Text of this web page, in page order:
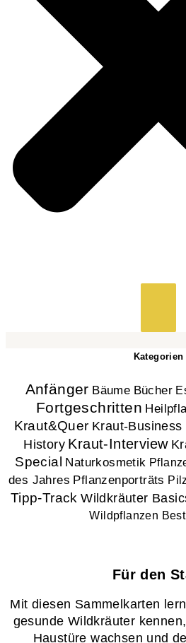
Kategorien
Anfänger Bäume Bücher
Fortgeschritten
Kraut&Quer Kraut-Business
History Kraut-Interview
Special Naturkosmetik
des Jahres Pflanzenporträts
Tipp-Track Wildkräuter
Wildpflanzen
Für den
Mit diesen Sammelkarten
gesunde Wildkräuter
Haustüre wachsen und